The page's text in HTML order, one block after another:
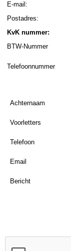
E-mail:
Postadres:
KvK nummer:
BTW-Nummer
Telefoonnummer
Achternaam
Voorletters
Telefoon
Email
Bericht